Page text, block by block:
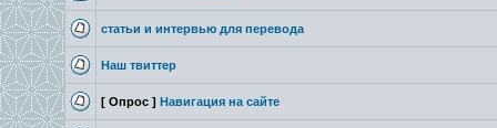
статьи и интервью для перевода
Наш твиттер
[ Опрос ] Навигация на сайте